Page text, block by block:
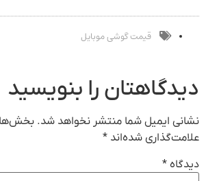
بیشتر
ثبت کن
قیمت گوشی موبایل
دیدگاهتان را بنویسید
نشانی ایمیل شما منتشر نخواهد شد.
علامت‌گذاری شده‌اند *
دیدگاه *